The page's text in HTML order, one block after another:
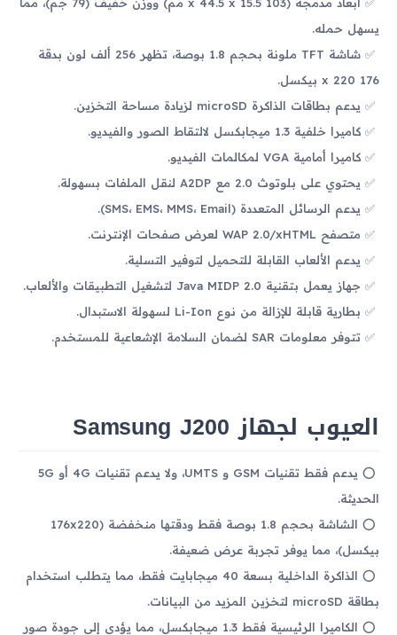
يسهل حمله.
شاشة TFT ملونة بحجم 1.8 بوصة، تظهر 256 ألف لون بدقة
176 x 220 بيكسل.
يدعم بطاقات الذاكرة microSD لزيادة مساحة التخزين.
كاميرا خلفية 1.3 ميجابكسل لالتقاط الصور والفيديو.
كاميرا أمامية VGA لمكالمات الفيديو.
يحتوي على بلوتوث 2.0 مع A2DP لنقل الملفات بسهولة.
يدعم الرسائل المتعددة (SMS، EMS، MMS، Email).
متصفح WAP 2.0/xHTML لعرض صفحات الإنترنت.
يدعم الألعاب القابلة للتحميل لتوفير التسلية.
جهاز يعمل بتقنية Java MIDP 2.0 لتشغيل التطبيقات والألعاب.
بطارية قابلة للإزالة من نوع Li-Ion لسهولة الاستبدال.
تتوفر معلومات SAR لضمان السلامة الإشعاعية للمستخدم.
العيوب لجهاز Samsung J200
يدعم فقط تقنيات GSM و UMTS، ولا يدعم تقنيات 4G أو 5G
الحديثة.
الشاشة بحجم 1.8 بوصة فقط ودقتها منخفضة (176x220
بيكسل)، مما يوفر تجربة عرض ضعيفة.
الذاكرة الداخلية بسعة 40 ميجابايت فقط، مما يتطلب استخدام
بطاقة microSD لتخزين المزيد من البيانات.
الكاميرا الرئيسية فقط 1.3 ميجابكسل، مما يؤدي إلى جودة صور